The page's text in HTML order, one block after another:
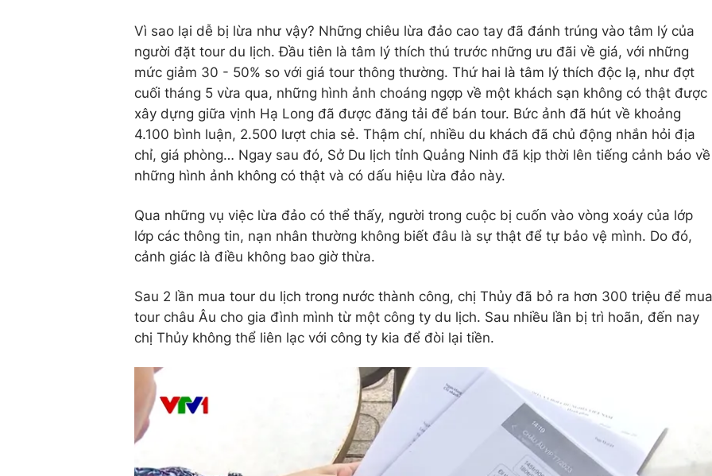
Vì sao lại dễ bị lừa như vậy? Những chiêu lừa đảo cao tay đã đánh trúng vào tâm lý của
người đặt tour du lịch. Đầu tiên là tâm lý thích thú trước những ưu đãi về giá, với những
mức giảm 30 - 50% so với giá tour thông thường. Thứ hai là tâm lý thích độc lạ, như đợt
cuối tháng 5 vừa qua, những hình ảnh choáng ngợp về một khách sạn không có thật được
xây dựng giữa vịnh Hạ Long đã được đăng tải để bán tour. Bức ảnh đã hút về khoảng
4.100 bình luận, 2.500 lượt chia sẻ. Thậm chí, nhiều du khách đã chủ động nhắn hỏi địa
chỉ, giá phòng… Ngay sau đó, Sở Du lịch tỉnh Quảng Ninh đã kịp thời lên tiếng cảnh báo về
những hình ảnh không có thật và có dấu hiệu lừa đảo này.
Qua những vụ việc lừa đảo có thể thấy, người trong cuộc bị cuốn vào vòng xoáy của lớp
lớp các thông tin, nạn nhân thường không biết đâu là sự thật để tự bảo vệ mình. Do đó,
cảnh giác là điều không bao giờ thừa.
Sau 2 lần mua tour du lịch trong nước thành công, chị Thủy đã bỏ ra hơn 300 triệu để mua
tour châu Âu cho gia đình mình từ một công ty du lịch. Sau nhiều lần bị trì hoãn, đến nay
chị Thủy không thể liên lạc với công ty kia để đòi lại tiền.